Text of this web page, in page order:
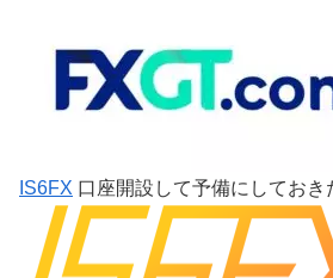
IS6FX 口座開設して予備にしておき